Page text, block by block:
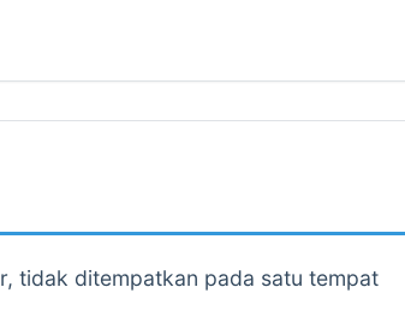
tidak ditempatkan pada satu tempat